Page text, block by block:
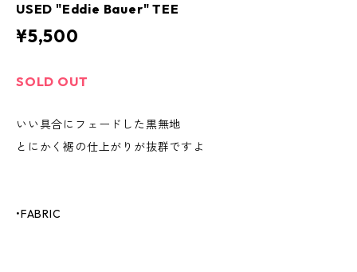
USED "Eddie Bauer" TEE
¥5,500
SOLD OUT
いい具合にフェードした黒無地
とにかく裾の仕上がりが抜群ですよ
•FABRIC